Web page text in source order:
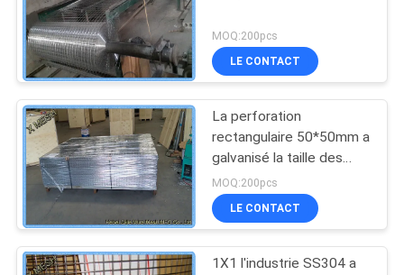
MOQ:200pcs
LE CONTACT
La perforation
rectangulaire 50*50mm a
galvanisé la taille des
feuilles 4.2*0.8 M de
maillage de soudure
MOQ:200pcs
LE CONTACT
1X1 l'industrie SS304 a